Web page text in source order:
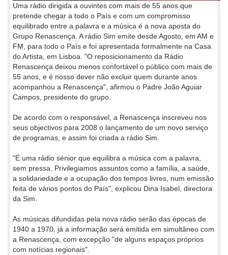
Uma rádio dirigida a ouvintes com mais de 55 anos que
pretende chegar a todo o País e com um compromisso
equilibrado entre a palavra e a música é a nova aposta do
Grupo Renascença. A rádio Sim emite desde Agosto, em AM e
FM, para todo o País e foi apresentada formalmente na Casa
do Artista, em Lisboa. "O reposicionamento da Rádio
Renascença deixou menos confortável o público com mais de
55 anos, e é nosso dever não excluir quem durante anos
acompanhou a Renascença", afirmou o Padre João Aguiar
Campos, presidente do grupo.
De acordo com o responsável, a Renascença inscreveu nos
seus objectivos para 2008 o lançamento de um novo serviço
de programas, e assim foi criada a rádio Sim.
"É uma rádio sénior que equilibra a música com a palavra,
sem pressa. Privilegiamos assuntos como a família, a saúde,
a solidariedade e a ocupação dos tempos livres, num emissão
feita de vários pontos do País", explicou Dina Isabel, directora
da Sim.
As músicas difundidas pela nova rádio serão das épocas de
1940 a 1970, já a informação será emitida em simultâneo com
a Renascença, com excepção "de alguns espaços próprios
com notícias regionais".